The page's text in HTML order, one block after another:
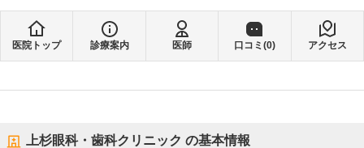
医院トップ 診療案内 医師 口コミ(0) アクセス
上杉眼科・歯科クリニック の基本情報